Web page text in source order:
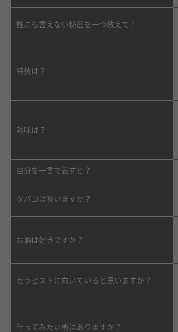
誰にも言えない秘密を一つ教えて！
特技は？
趣味は？
自分を一言で表すと？
タバコは吸いますか？
お酒は好きですか？
セラピストに向いていると思いますか？
行ってみたい所はありますか？